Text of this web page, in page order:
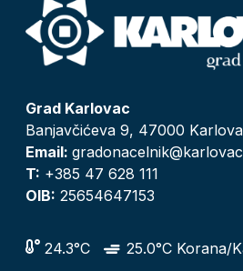
Grad Karlovac
Banjavčićeva 9, 47000
Email:
T: +385 47 628 111
OIB: 25654647153
24.3°C
25.0°C Korana/